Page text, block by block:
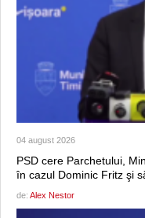
04 august 2026
PSD cere Parchetului,
în cazul Dominic Fritz şi
de: Alex Nestor